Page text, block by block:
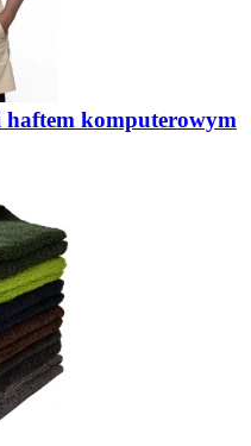
komputerowym